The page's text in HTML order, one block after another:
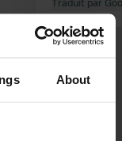
About
Traduit par